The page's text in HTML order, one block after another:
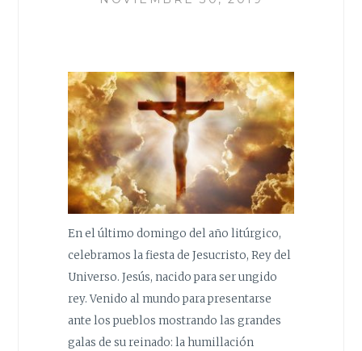
En el último domingo del año litúrgico,
celebramos la fiesta de Jesucristo, Rey del
Universo. Jesús, nacido para ser ungido
rey. Venido al mundo para presentarse
ante los pueblos mostrando las grandes
galas de su reinado: la humillación